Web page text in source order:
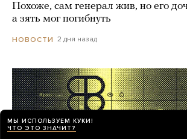
Похоже, сам генерал жив, но его
а зять мог погибнуть
НОВОСТИ 2 дня назад
МЫ ИСПОЛЬЗУЕМ КУКИ!
ЧТО ЭТО ЗНАЧИТ?